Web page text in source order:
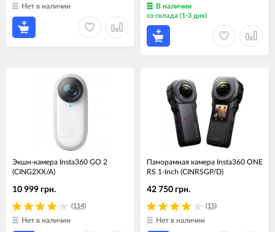
Нет в наличии В наличии
со склада (1-3 дня)
Экшн-камера Insta360 GO 2
(CING2XX/A)
(114)
10 999 грн.
Нет в наличии
Панорамная камера Insta360 ONE
RS 1-Inch (CINRSGP/D)
(15)
42 750 грн.
Нет в наличии